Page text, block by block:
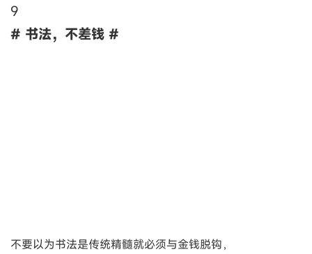
9
# 书法，不差钱 #
不要以为书法是传统精髓就必须与金钱脱钩，